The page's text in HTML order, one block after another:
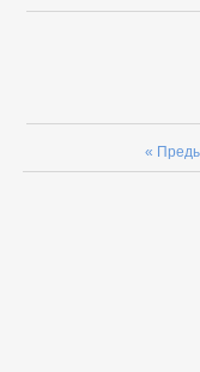
«